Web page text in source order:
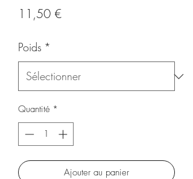
11,50 €Prix
Poids *
Quantité *
Ajouter au panier